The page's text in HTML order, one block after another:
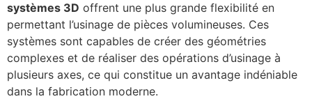
systèmes 3D offrent une plus grande flexibilité en
permettant l’usinage de pièces volumineuses. Ces
systèmes sont capables de créer des géométries
complexes et de réaliser des opérations d’usinage à
plusieurs axes, ce qui constitue un avantage indéniable
dans la fabrication moderne.